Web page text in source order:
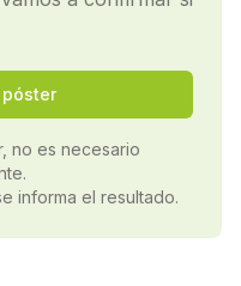
no es necesario
informa el resultado.